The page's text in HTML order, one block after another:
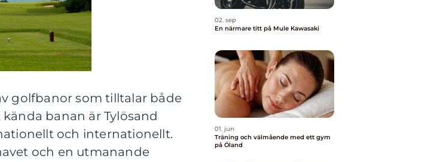
golfbanor som tilltalar både
banan är Tylösand
och internationellt.
och en utmanande
02. sep
En närmare titt på Mule Kawasaki
01. jun
Träning och välmående med ett gym
på Öland